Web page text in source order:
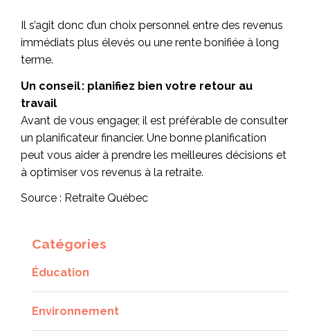
Il s’agit donc d’un choix personnel entre des revenus
immédiats plus élevés ou une rente bonifiée à long
terme.
Un conseil: planifiez bien votre retour au
travail
Avant de vous engager, il est préférable de consulter
un planificateur financier. Une bonne planification
peut vous aider à prendre les meilleures décisions et
à optimiser vos revenus à la retraite.
Source : Retraite Québec
Catégories
Éducation
Environnement